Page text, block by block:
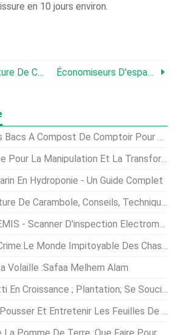
en 10 jours environ.
Conseils De Culture De Courge Et De Citrouille Économiseurs D'espace Pour Les Petits Potagers
À Compost De Comptoir Pour 2021
Manipulation Et La Transformation Du Maquereau
En Hydroponie - Un Guide Complet
De Carambole, Conseils, Technique, Secrets
- Scanner D'inspection Électromagnétique
Impitoyable Des Chasseurs D'orchidées Victoriennes
Volaille :Safaa Melhem Alam
Croissance ; Plantation; Se Soucier; Récolte
Et Entretenir Les Feuilles De Moutarde